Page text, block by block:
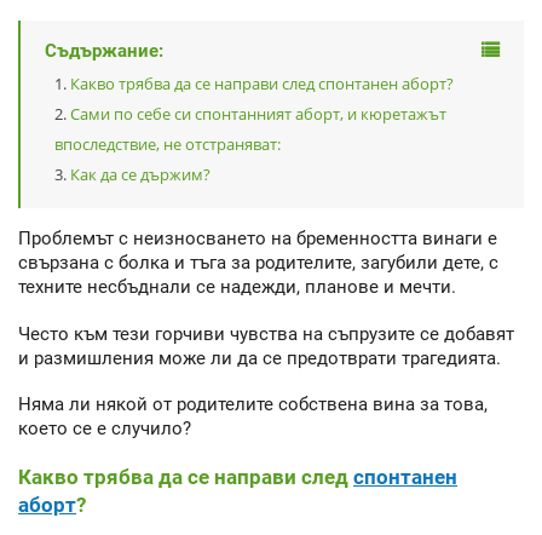
Съдържание:
Какво трябва да се направи след спонтанен аборт?
Сами по себе си спонтанният аборт, и кюретажът
впоследствие, не отстраняват:
Как да се държим?
Проблемът с неизносването на бременността винаги е
свързана с болка и тъга за родителите, загубили дете, с
техните несбъднали се надежди, планове и мечти.
Често към тези горчиви чувства на съпрузите се добавят
и размишления може ли да се предотврати трагедията.
Няма ли някой от родителите собствена вина за това,
което се е случило?
Какво трябва да се направи след спонтанен
аборт?